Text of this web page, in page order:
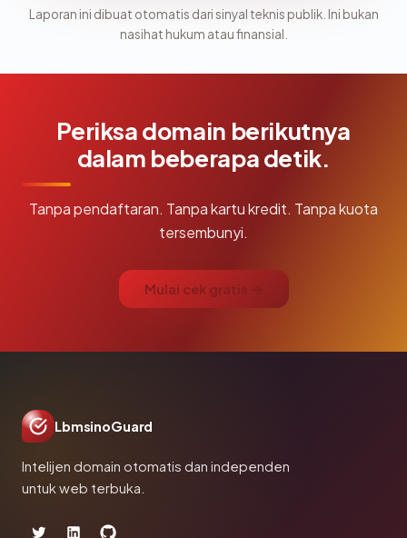
Laporan ini dibuat otomatis dari sinyal teknis publik. Ini bukan
nasihat hukum atau finansial.
Periksa domain berikutnya
dalam beberapa detik.
Tanpa pendaftaran. Tanpa kartu kredit. Tanpa kuota
tersembunyi.
Mulai cek gratis →
LbmsinoGuard
Intelijen domain otomatis dan independen
untuk web terbuka.